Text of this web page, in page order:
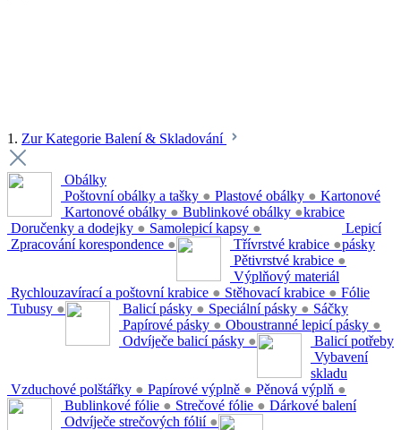
1. Zur Kategorie Balení & Skladování
Obálky
Poštovní obálky a tašky ● Plastové obálky ●
Kartonové obálky ● Bublinkové obálky ●
Doručenky a dodejky ● Samolepicí kapsy ●
Zpracování korespondence ●
Kartonové
krabice
Třívrstvé krabice ●
Pětivrstvé krabice ●
Rychlouzavírací a poštovní krabice ● Stěhovací krabice ●
Tubusy ●
Lepicí
pásky
Balicí pásky ● Speciální pásky ●
Papírové pásky ● Oboustranné lepicí pásky ●
Odvíječe balicí pásky ●
Výplňový materiál
Vzduchové polštářky ● Papírové výplně ● Pěnová výplň ●
Fólie
Bublinkové fólie ● Strečové fólie ●
Odvíječe strečových fólií ●
Sáčky
Balicí potřeby
Vybavení
skladu
Dárkové balení